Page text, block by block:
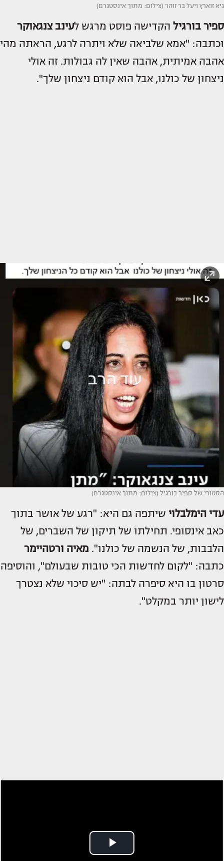
גיא זוארץ ויעל בר זוהר (צילום: מתוך אינסטגרם)
ספיר בורגיל הקדישה פוסט מרגש לעינב צנגאוקר
וכתבה: "אמא שלביאה שלא ויתרה לרגע, הראתה מהי
אהבה אמיתית, אהבה שאין לה גבולות. זה אולי
ניצחון של כולנו, אבל הוא קודם ניצחון שלך".
הסטורי של ספיר בורגיל (צילום: מתוך אינסטגרם)
עדי הימלבלוי שיתפה גם היא: "רגע של אושר בתוך
כאב אינסופי. תחילתו של תיקון של השברים, של
הלבבות, של הנשמה של כולנו". מאיה ורטהיימר
כתבה: "לקום לחדשות הכי טובות שבעולם", והוסיפה
סרטון בו היא סיפרה לבתה: "יש סיכוי שלא נצטרך
לישון יותר במקלט".